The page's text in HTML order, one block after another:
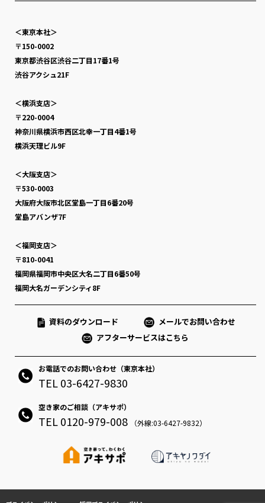
＜東京本社＞
〒150-0002
東京都渋谷区渋谷二丁目17番1号
渋谷アクシュ21F
＜横浜支店＞
〒220-0004
神奈川県横浜市西区北幸一丁目4番1号
横浜天理ビル9F
＜大阪支店＞
〒530-0003
大阪府大阪市北区堂島一丁目6番20号
堂島アバンザ7F
＜福岡支店＞
〒810-0041
福岡県福岡市中央区大名二丁目6番50号
福岡大名ガーデンシティ8F
資料のダウンロード
メールでお問い合わせ
アフターサービスはこちら
お電話でのお問い合わせ（東京本社）
TEL 03-6427-9830
空き家のご相談（アキサポ）
TEL 0120-979-008 （外線:03-6427-9832）